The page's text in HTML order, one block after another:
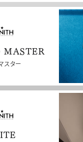
MASTER
スター